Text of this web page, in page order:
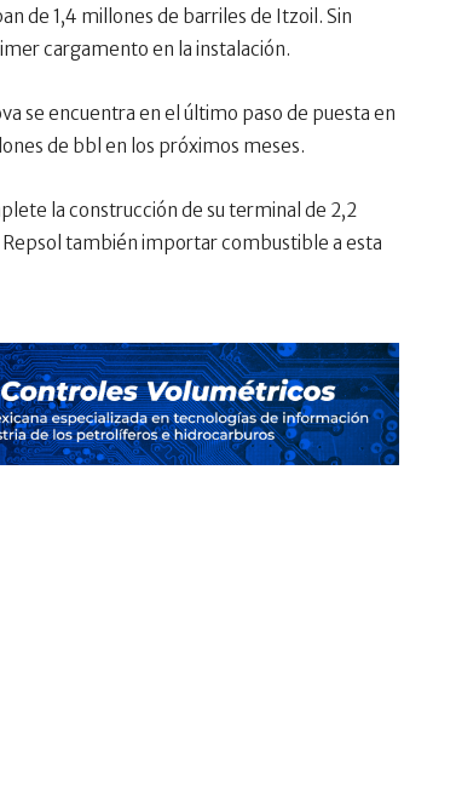
de 1,4 millones de barriles de Itzoil. Sin
cargamento en la instalación.
se encuentra en el último paso de puesta en
de bbl en los próximos meses.
la construcción de su terminal de 2,2
también importar combustible a esta